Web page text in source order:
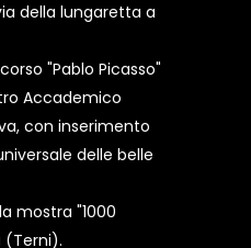
della lungaretta a
"Pablo Picasso"
Accademico
con inserimento
delle belle
mostra "1000
(Terni).